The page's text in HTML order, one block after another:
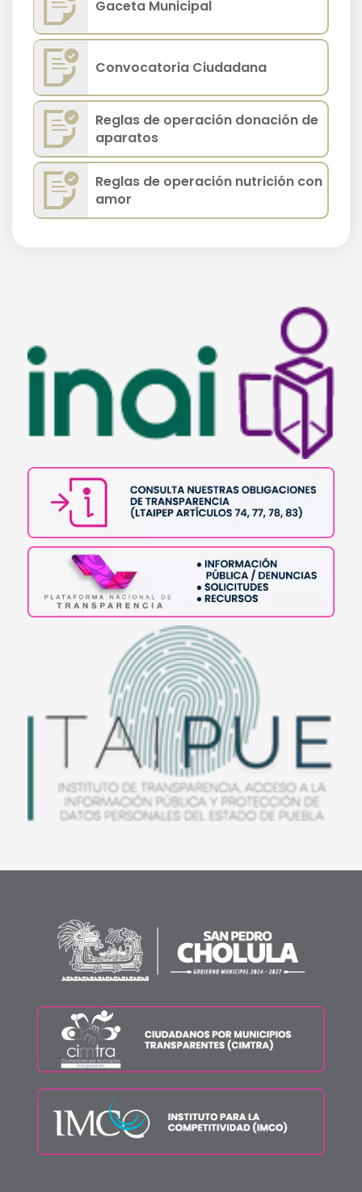
Gaceta Municipal
Convocatoria Ciudadana
Reglas de operación donación de
aparatos
Reglas de operación nutrición con
amor